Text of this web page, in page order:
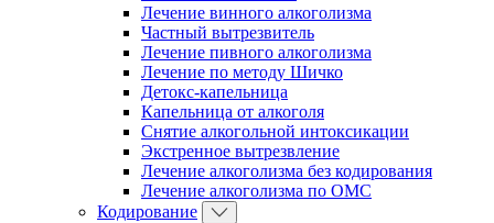
Лечение винного алкоголизма
Частный вытрезвитель
Лечение пивного алкоголизма
Лечение по методу Шичко
Детокс-капельница
Капельница от алкоголя
Снятие алкогольной интоксикации
Экстренное вытрезвление
Лечение алкоголизма без кодирования
Лечение алкоголизма по ОМС
Кодирование